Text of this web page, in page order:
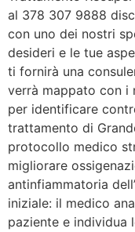
al 378 307 9888
con uno dei nostri
desideri e le tue
ti fornirà una
verrà mappato con i
per identificare
trattamento di
protocollo medico
migliorare
antinfiammatoria
iniziale: il medico
paziente e individua